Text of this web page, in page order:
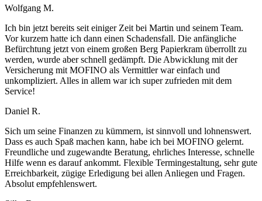
Wolfgang M.
Ich bin jetzt bereits seit einiger Zeit bei Martin und seinem Team.
Vor kurzem hatte ich dann einen Schadensfall. Die anfängliche
Befürchtung jetzt von einem großen Berg Papierkram überrollt zu
werden, wurde aber schnell gedämpft. Die Abwicklung mit der
Versicherung mit MOFINO als Vermittler war einfach und
unkompliziert. Alles in allem war ich super zufrieden mit dem
Service!
Daniel R.
Sich um seine Finanzen zu kümmern, ist sinnvoll und lohnenswert.
Dass es auch Spaß machen kann, habe ich bei MOFINO gelernt.
Freundliche und zugewandte Beratung, ehrliches Interesse, schnelle
Hilfe wenn es darauf ankommt. Flexible Termingestaltung, sehr gute
Erreichbarkeit, zügige Erledigung bei allen Anliegen und Fragen.
Absolut empfehlenswert.